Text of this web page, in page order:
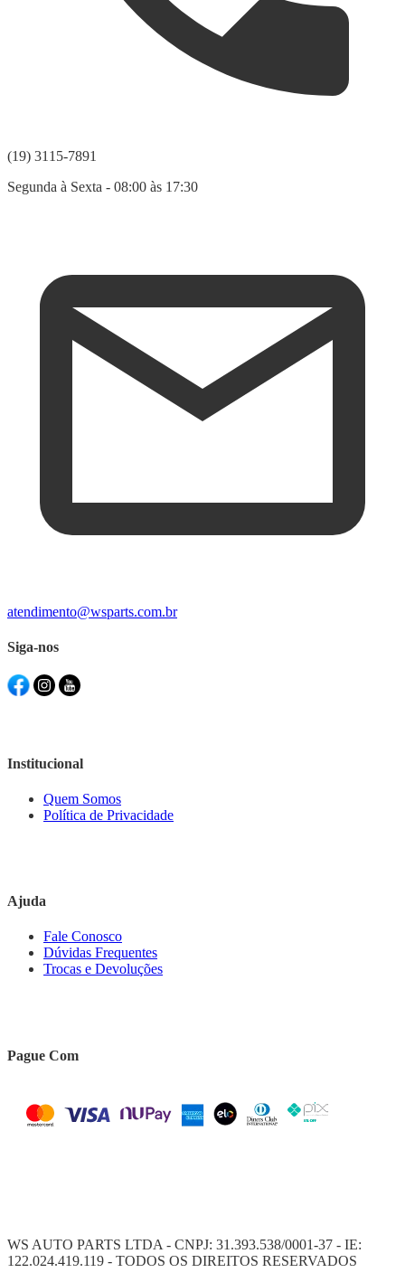
(19) 3115-7891
Segunda à Sexta - 08:00 às 17:30
atendimento@wsparts.com.br
Siga-nos
Institucional
Quem Somos
Política de Privacidade
Ajuda
Fale Conosco
Dúvidas Frequentes
Trocas e Devoluções
Pague Com
WS AUTO PARTS LTDA - CNPJ: 31.393.538/0001-37 - IE:
122.024.419.119 - TODOS OS DIREITOS RESERVADOS